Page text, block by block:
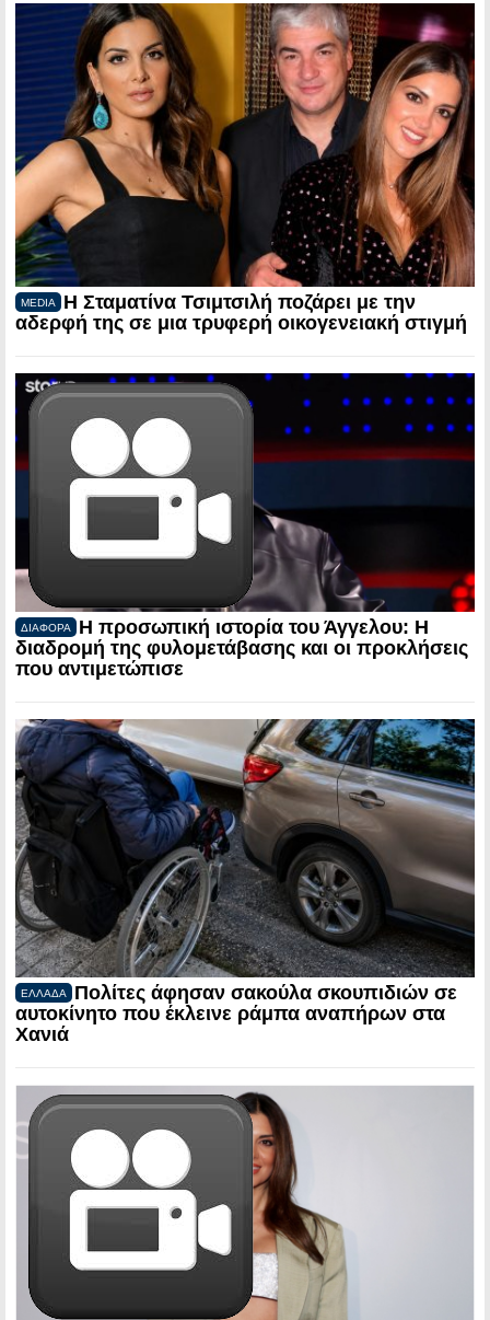
MEDIA
Η Σταματίνα Τσιμτσιλή ποζάρει με την
αδερφή της σε μια τρυφερή οικογενειακή στιγμή
ΔΙΑΦΟΡΑ
Η προσωπική ιστορία του Άγγελου: Η
διαδρομή της φυλομετάβασης και οι προκλήσεις
που αντιμετώπισε
ΕΛΛΑΔΑ
Πολίτες άφησαν σακούλα σκουπιδιών σε
αυτοκίνητο που έκλεινε ράμπα αναπήρων στα
Χανιά